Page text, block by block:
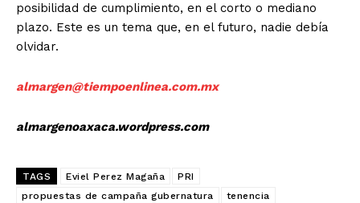
posibilidad de cumplimiento, en el corto o mediano
plazo. Este es un tema que, en el futuro, nadie debía
olvidar.
almargen@tiempoenlinea.com.mx
almargenoaxaca.wordpress.com
TAGS Eviel Perez Magaña
PRI
propuestas de campaña gubernatura
tenencia